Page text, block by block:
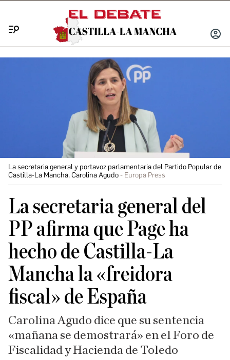
INICIAR
La secretaria general y portavoz parlamentaria del Partido Popular de
Castilla-La Mancha, Carolina Agudo
Europa Press
La secretaria general del
PP afirma que Page ha
hecho de Castilla-La
Mancha la «freidora
fiscal» de España
Carolina Agudo dice que su sentencia
«mañana se demostrará» en el Foro de
Fiscalidad y Hacienda de Toledo